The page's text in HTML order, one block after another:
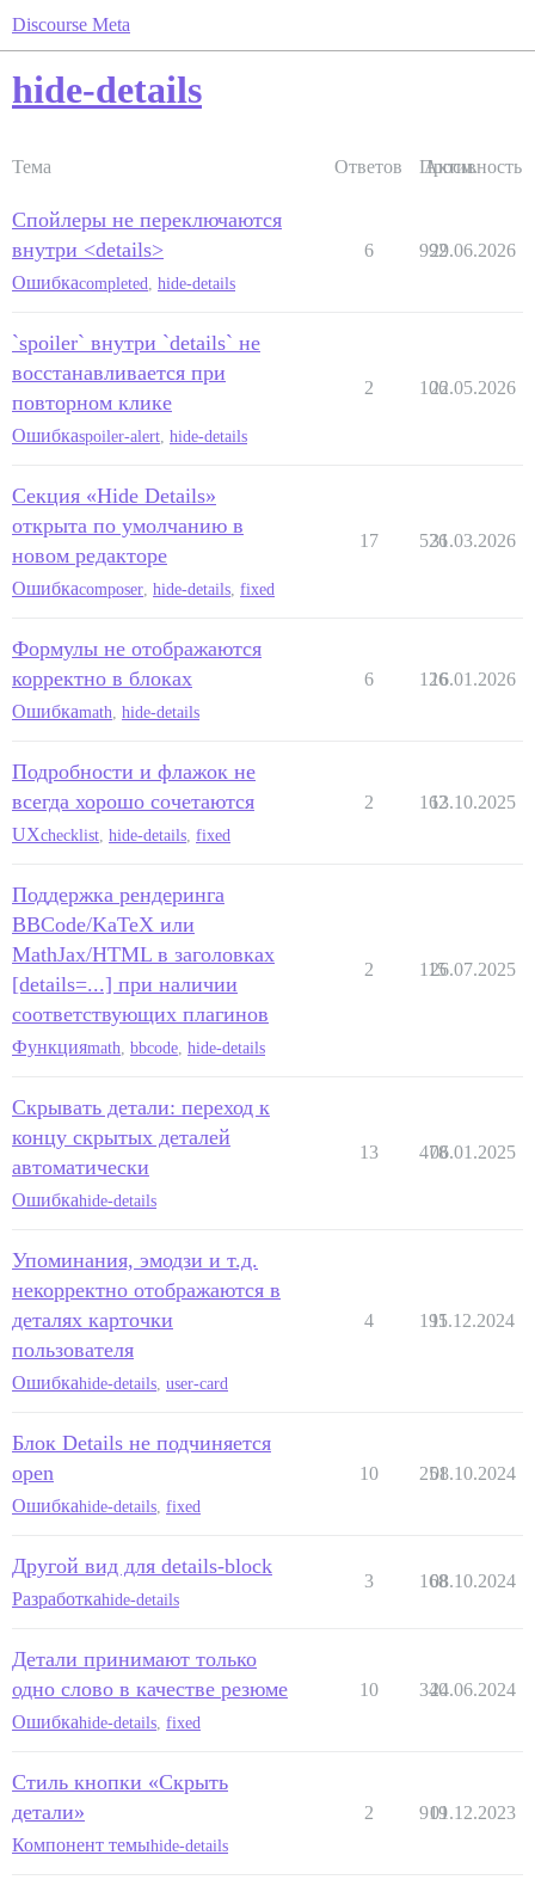
Discourse Meta
hide-details
Тема Ответов Просм.
Активность
Спойлеры не переключаются
внутри <details>
Ошибкаcompleted hide-details
6 992
29.06.2026
`spoiler` внутри `details` не
восстанавливается при
повторном клике
Ошибкаspoiler-alert hide-details
2 106
22.05.2026
Секция «Hide Details»
открыта по умолчанию в
новом редакторе
Ошибкаcomposer hide-details fixed
17 526
31.03.2026
Формулы не отображаются
корректно в блоках
Ошибкаmath hide-details
6 126
16.01.2026
Подробности и флажок не
всегда хорошо сочетаются
UXchecklist hide-details fixed
2 162
13.10.2025
Поддержка рендеринга
BBCode/KaTeX или
MathJax/HTML в заголовках
[details=...] при наличии
соответствующих плагинов
Функцияmath bbcode hide-details
2 115
26.07.2025
Скрывать детали: переход к
концу скрытых деталей
автоматически
Ошибкаhide-details
13 478
06.01.2025
Упоминания, эмодзи и т.д.
некорректно отображаются в
деталях карточки
пользователя
Ошибкаhide-details user-card
4 195
11.12.2024
Блок Details не подчиняется
open
Ошибкаhide-details fixed
10 251
08.10.2024
Другой вид для details-block
Разработкаhide-details
3 168
08.10.2024
Детали принимают только
одно слово в качестве резюме
Ошибкаhide-details fixed
10 340
24.06.2024
Стиль кнопки «Скрыть
детали»
Компонент темыhide-details
2 919
01.12.2023